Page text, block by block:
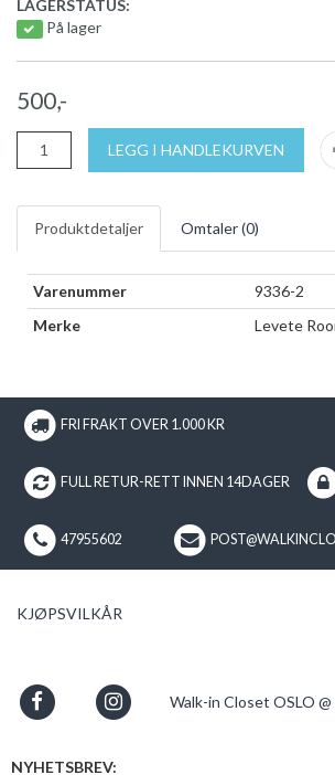
LAGERSTATUS:
På lager
500,-
LEGG I HANDLEKURVEN
Produktdetaljer Omtaler (0)
Varenummer
9336-2
Merke
Levete
FRI FRAKT OVER 1.000 KR
FULL RETUR-RETT INNEN 14DAGER
47955602
KJØPSVILKÅR
Walk-in Closet OSLO
NYHETSBREV: